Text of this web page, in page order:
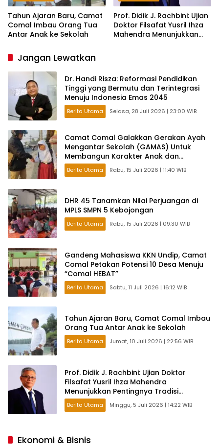
Tahun Ajaran Baru, Camat
Comal Imbau Orang Tua
Antar Anak ke Sekolah
Prof. Didik J. Rachbini: Ujian
Doktor Filsafat Yusril Ihza
Mahendra Menunjukkan
Jangan Lewatkan
Dr. Handi Risza: Reformasi Pendidikan
Tinggi yang Bermutu dan Terintegrasi
Menuju Indonesia Emas 2045
Berita Utama Selasa, 28 Juli 2026 | 23:00 WIB
Camat Comal Galakkan Gerakan Ayah
Mengantar Sekolah (GAMAS) Untuk
Membangun Karakter Anak dan
Ketahanan Keluarga di Pemalang
Berita Utama Rabu, 15 Juli 2026 | 11:40 WIB
DHR 45 Tanamkan Nilai Perjuangan di
MPLS SMPN 5 Kebojongan
Berita Utama Rabu, 15 Juli 2026 | 09:30 WIB
Gandeng Mahasiswa KKN Undip, Camat
Comal Petakan Potensi 10 Desa Menuju
“Comal HEBAT”
Berita Utama Sabtu, 11 Juli 2026 | 16:12 WIB
Tahun Ajaran Baru, Camat Comal Imbau
Orang Tua Antar Anak ke Sekolah
Berita Utama Jumat, 10 Juli 2026 | 22:56 WIB
Prof. Didik J. Rachbini: Ujian Doktor
Filsafat Yusril Ihza Mahendra
Menunjukkan Pentingnya Tradisi
Intelektual dalam Politik
Berita Utama Minggu, 5 Juli 2026 | 14:22 WIB
Ekonomi & Bisnis